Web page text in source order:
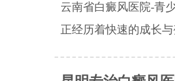
云南省白癜风医院-青
正经历着快速的成长